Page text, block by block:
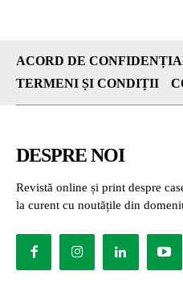
ACORD DE
TERMENI ȘI CONDIȚII
DESPRE NOI
Revistă online și print despre
la curent cu noutățile din